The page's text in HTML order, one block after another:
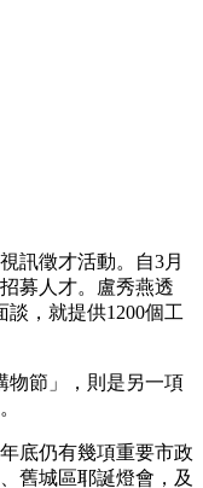
訊徵才活動。自3月
募人才。盧秀燕透
，就提供1200個工
物節」，則是另一項
底仍有幾項重要市政
舊城區耶誕燈會，及